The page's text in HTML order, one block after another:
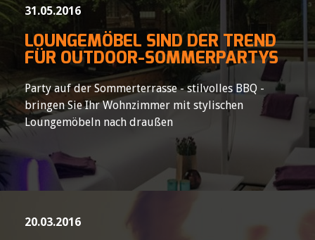
31.05.2016
LOUNGEMÖBEL SIND DER TREND
FÜR OUTDOOR-SOMMERPARTYS
Party auf der Sommerterrasse - stilvolles BBQ -
bringen Sie Ihr Wohnzimmer mit stylischen
Loungemöbeln nach draußen
20.03.2016